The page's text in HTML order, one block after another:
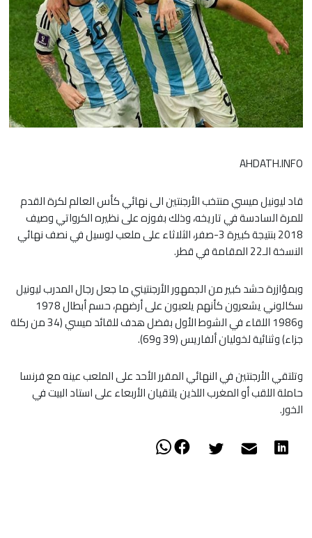
AHDATH.INFO
قاد ليونيل ميسي منتخب الأرجنتين الى نهائي كأس العالم لكرة القدم
للمرة السادسة في تاريخه، وذلك بفوزه على نظيره الكرواتي وصيف
2018 بنتيجة كبيرة 3-صفر، الثلاثاء على ملعب لوسيل في نصف نهائي
النسخة الـ22 المقامة في قطر.
وبمؤازرة حشد كبير من الجمهور الأرجنتيني ما جعل رجال المدرب ليونيل
سكالوني يشعرون كأنهم يلعبون على أرضهم، حسم أبطال 1978
و1986 اللقاء في الشوط الأول بفضل هدف للقائد ميسي (34 من ركلة
جزاء) وثنائية لخوليان ألفاريس (39 و69).
وتلتقي الأرجنتين في النهائي المقرر الأحد على الملعب عينه مع فرنسا
حاملة اللقب أو المغرب اللذين يلتقيان الأربعاء على استاد البيت في
الخور.